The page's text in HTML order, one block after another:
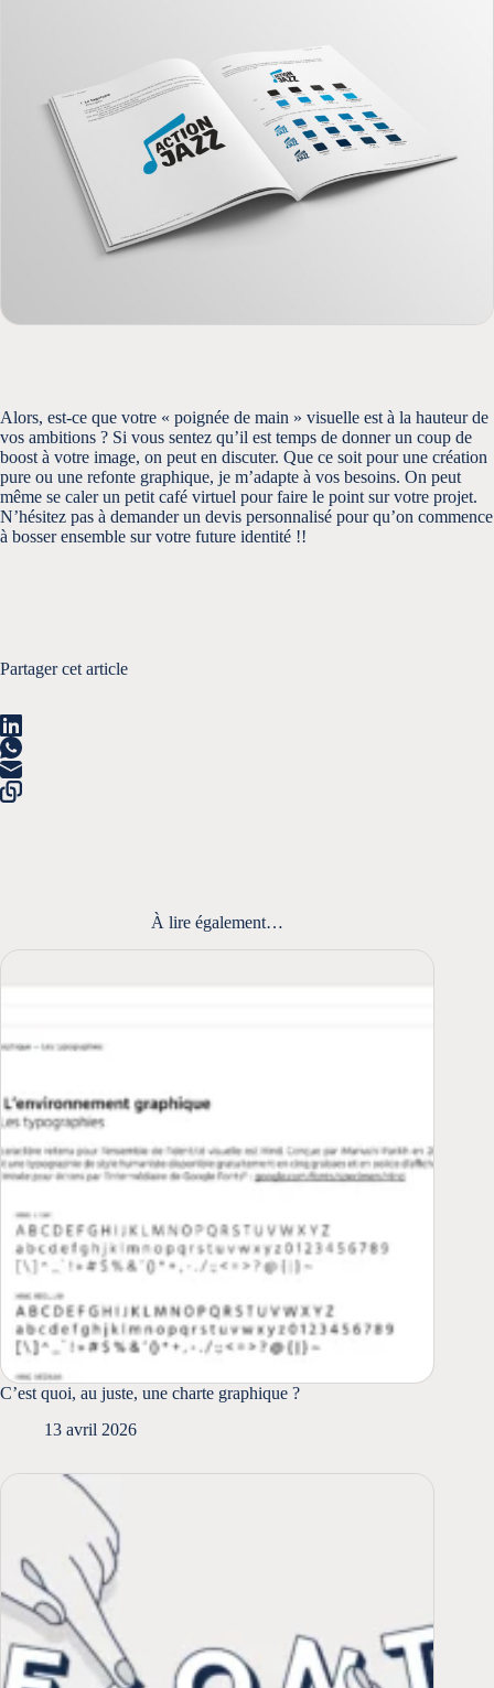
Alors, est-ce que votre « poignée de main » visuelle est à la hauteur de
vos ambitions ? Si vous sentez qu’il est temps de donner un coup de
boost à votre image, on peut en discuter. Que ce soit pour une création
pure ou une refonte graphique, je m’adapte à vos besoins. On peut
même se caler un petit café virtuel pour faire le point sur votre projet.
N’hésitez pas à demander un devis personnalisé pour qu’on commence
à bosser ensemble sur votre future identité !!
Partager cet article
À lire également…
C’est quoi, au juste, une charte graphique ?
13 avril 2026